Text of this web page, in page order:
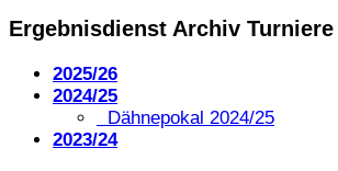
Ergebnisdienst Archiv Turniere
2025/26
2024/25
Dähnepokal 2024/25
2023/24